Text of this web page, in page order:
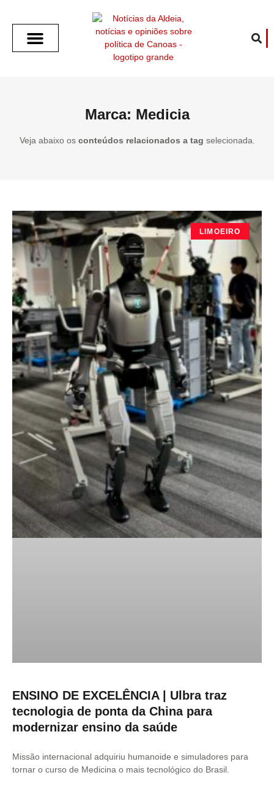
Marca: Medicia
Veja abaixo os conteúdos relacionados a tag selecionada.
LIMOEIRO
ENSINO DE EXCELÊNCIA | Ulbra traz
tecnologia de ponta da China para
modernizar ensino da saúde
Missão internacional adquiriu humanoide e simuladores para
tornar o curso de Medicina o mais tecnológico do Brasil.